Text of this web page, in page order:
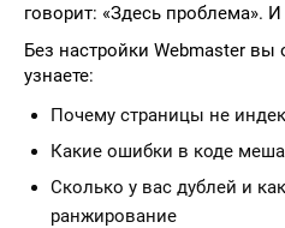
говорит: «Здесь проблема».
Без настройки Webmaster вы
узнаете:
Почему страницы не
Какие ошибки в коде
Сколько у вас дублей и
ранжирование